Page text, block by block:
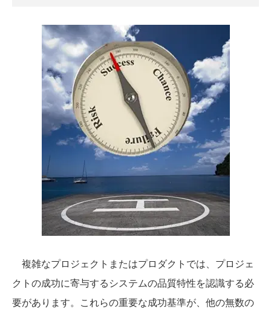
複雑なプロジェクトまたはプロダクトでは、プロジェ
クトの成功に寄与するシステムの品質特性を認識する必
要があります。これらの重要な成功基準が、他の無数の